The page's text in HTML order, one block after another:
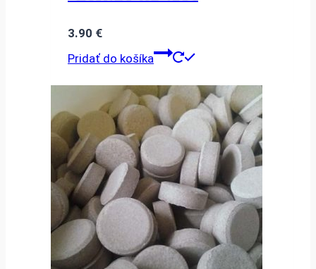
3.90 €
Pridať do košíka